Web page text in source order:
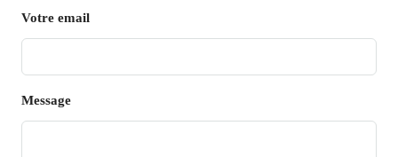
Votre email
Message